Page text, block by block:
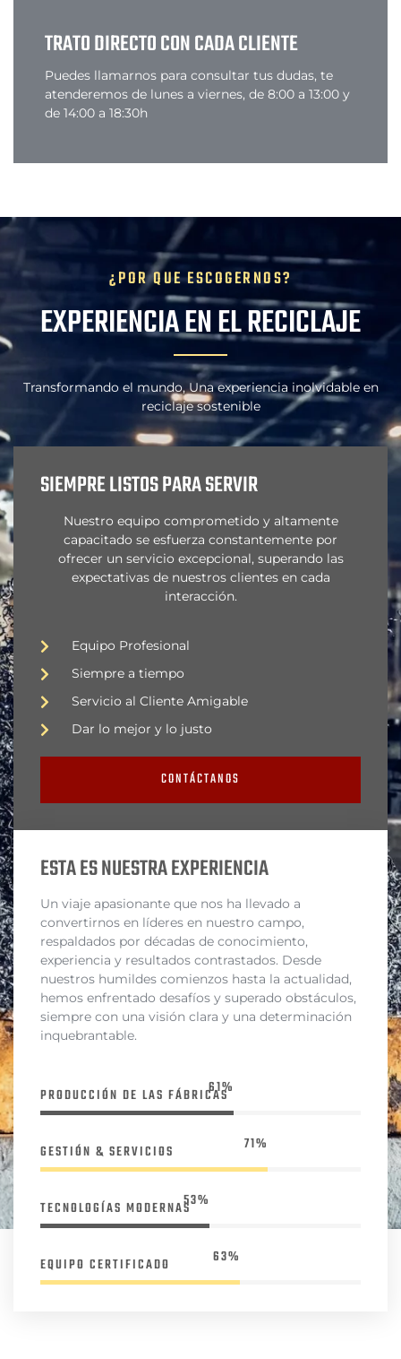
TRATO DIRECTO CON CADA CLIENTE
Puedes llamarnos para consultar tus dudas, te
atenderemos de lunes a viernes, de 8:00 a 13:00 y
de 14:00 a 18:30h
¿POR QUE ESCOGERNOS?
EXPERIENCIA EN EL RECICLAJE
Transformando el mundo, Una experiencia inolvidable en
reciclaje sostenible
SIEMPRE LISTOS PARA SERVIR
Nuestro equipo comprometido y altamente
capacitado se esfuerza constantemente por
ofrecer un servicio excepcional, superando las
expectativas de nuestros clientes en cada
interacción.
Equipo Profesional
Siempre a tiempo
Servicio al Cliente Amigable
Dar lo mejor y lo justo
CONTÁCTANOS
ESTA ES NUESTRA EXPERIENCIA
Un viaje apasionante que nos ha llevado a
convertirnos en líderes en nuestro campo,
respaldados por décadas de conocimiento,
experiencia y resultados contrastados. Desde
nuestros humildes comienzos hasta la actualidad,
hemos enfrentado desafíos y superado obstáculos,
siempre con una visión clara y una determinación
inquebrantable.
PRODUCCIÓN DE LAS FÁBRICAS
GESTIÓN & SERVICIOS
TECNOLOGÍAS MODERNAS
EQUIPO CERTIFICADO